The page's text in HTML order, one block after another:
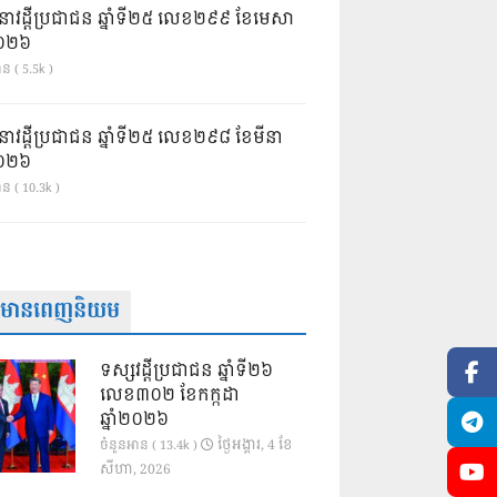
វដ្ដីប្រជាជន ឆ្នាំទី២៥ លេខ២៩៩ ខែមេសា
២៦
( 5.5k )
វដ្ដីប្រជាជន ឆ្នាំទី២៥ លេខ២៩៨ ខែមីនា
២៦
( 10.3k )
ានពេញនិយម
ទស្សវដ្តីប្រជាជន ឆ្នាំទី២៦
លេខ៣០២ ខែកក្កដា
ឆ្នាំ២០២៦
ចំនួនអាន ( 13.4k )
ថ្ងៃ​អង្គារ, 4 ខែ​
សីហា, 2026